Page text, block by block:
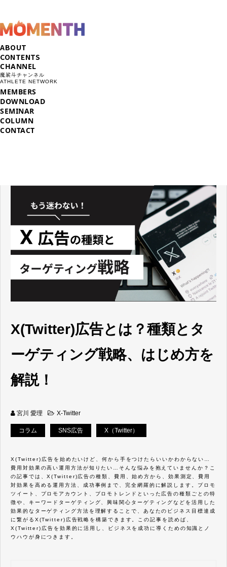
ABOUT
CONTENTS
CHANNEL
魔裟斗チャンネル
ATHLETE NETWORK
MEMBERS
DOWNLOAD
SEMINAR
COLUMN
CONTACT
X(Twitter)広告とは？種類とタ
ーゲティング戦略、はじめ方を
解説！
宮川 愛理 X-Twitter
コラム SNS広告 X（Twitter）
X(Twitter)広告を始めたいけど、何から手をつけたらいいかわからない…
費用対効果の高い運用方法が知りたい…そんな悩みを抱えていませんか？こ
の記事では、X(Twitter)広告の種類、費用、始め方から、効果測定、費用
対効果を高める運用方法、成功事例まで、完全網羅的に解説します。プロモ
ツイート、プロモアカウント、プロモトレンドといった広告の種類ごとの特
徴や、キーワードターゲティング、興味関心ターゲティングなどを活用した
効果的なターゲティング方法を理解することで、あなたのビジネス目標達成
に繋がるX(Twitter)広告戦略を構築できます。この記事を読めば、
X(Twitter)広告を効果的に活用し、ビジネスを成功に導くための知識とノ
ウハウが身につきます。